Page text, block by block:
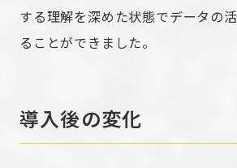
する理解を深めた状態でデータの
ることができました。
導入後の変化